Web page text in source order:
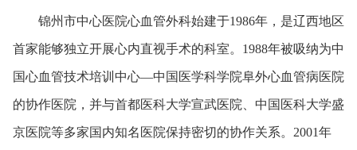
锦州市中心医院心血管外科始建于1986年，是辽西地区
首家能够独立开展心内直视手术的科室。1988年被吸纳为中
国心血管技术培训中心—中国医学科学院阜外心血管病医院
的协作医院，并与首都医科大学宣武医院、中国医科大学盛
京医院等多家国内知名医院保持密切的协作关系。2001年